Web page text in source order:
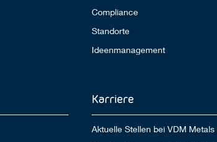
Compliance
Standorte
Ideenmanagement
Karriere
Aktuelle Stellen bei VDM Metals